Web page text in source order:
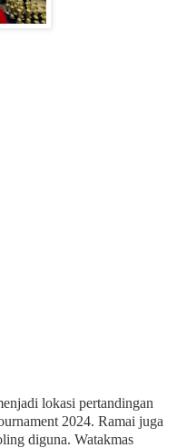
lokasi pertandingan
2024. Ramai juga
diguna. Watakmas